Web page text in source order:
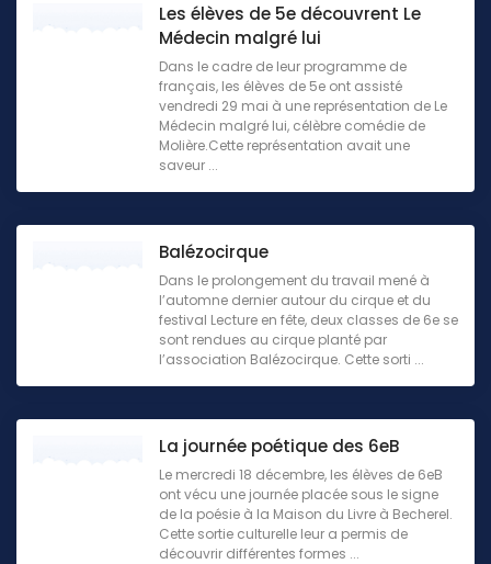
Les élèves de 5e découvrent Le
Médecin malgré lui
Dans le cadre de leur programme de
français, les élèves de 5e ont assisté
vendredi 29 mai à une représentation de Le
Médecin malgré lui, célèbre comédie de
Molière.Cette représentation avait une
saveur ...
Balézocirque
Dans le prolongement du travail mené à
l’automne dernier autour du cirque et du
festival Lecture en fête, deux classes de 6e se
sont rendues au cirque planté par
l’association Balézocirque. Cette sorti ...
La journée poétique des 6eB
Le mercredi 18 décembre, les élèves de 6eB
ont vécu une journée placée sous le signe
de la poésie à la Maison du Livre à Becherel.
Cette sortie culturelle leur a permis de
découvrir différentes formes ...